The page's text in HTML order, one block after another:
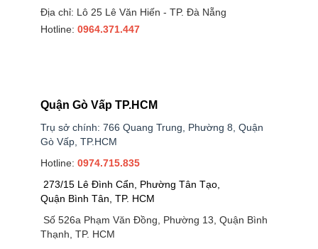
Địa chỉ: Lô 25 Lê Văn Hiến - TP. Đà Nẵng
Hotline: 0964.371.447
Quận Gò Vấp TP.HCM
Trụ sở chính: 766 Quang Trung, Phường 8, Quận
Gò Vấp, TP.HCM
Hotline: 0974.715.835
273/15 Lê Đình Cẩn, Phường Tân Tạo,
Quận Bình Tân, TP. HCM
Số 526a Phạm Văn Đồng, Phường 13, Quận Bình
Thạnh, TP. HCM